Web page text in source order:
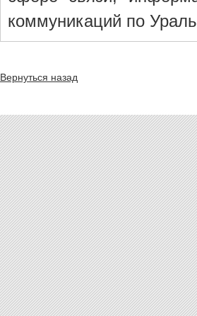
коммуникаций по
Вернуться назад